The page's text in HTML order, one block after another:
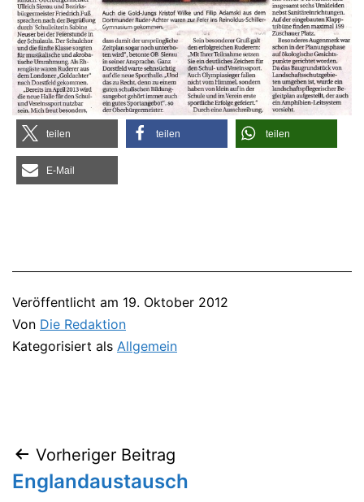
tei­len tei­len tei­len
E‑Mail
Veröffentlicht am 19. Oktober 2012
Von Die Redaktion
Kategorisiert als Allgemein
Beitragsnavigation
Vorheriger Beitrag
Englandaustausch